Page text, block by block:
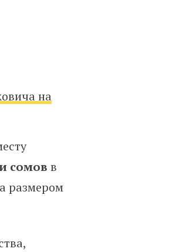
на
сомов в
размером